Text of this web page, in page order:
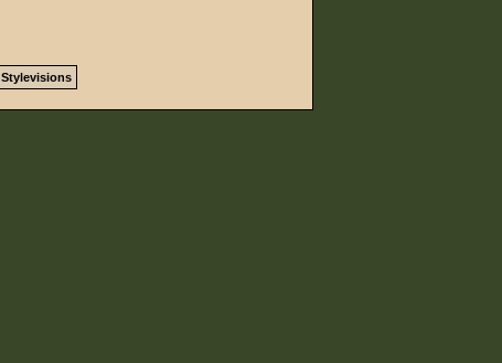
Stylevisions